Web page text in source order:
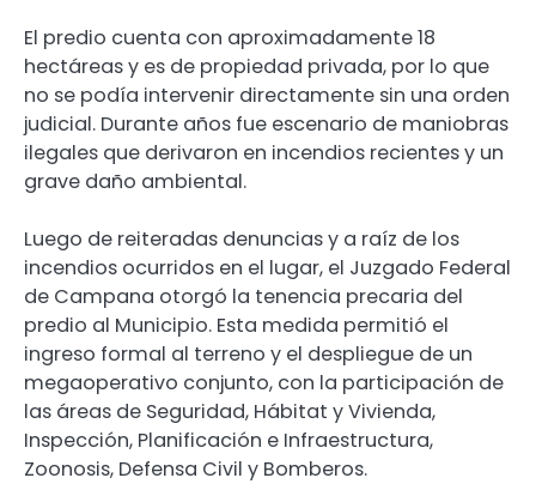
El predio cuenta con aproximadamente 18
hectáreas y es de propiedad privada, por lo que
no se podía intervenir directamente sin una orden
judicial. Durante años fue escenario de maniobras
ilegales que derivaron en incendios recientes y un
grave daño ambiental.
Luego de reiteradas denuncias y a raíz de los
incendios ocurridos en el lugar, el Juzgado Federal
de Campana otorgó la tenencia precaria del
predio al Municipio. Esta medida permitió el
ingreso formal al terreno y el despliegue de un
megaoperativo conjunto, con la participación de
las áreas de Seguridad, Hábitat y Vivienda,
Inspección, Planificación e Infraestructura,
Zoonosis, Defensa Civil y Bomberos.